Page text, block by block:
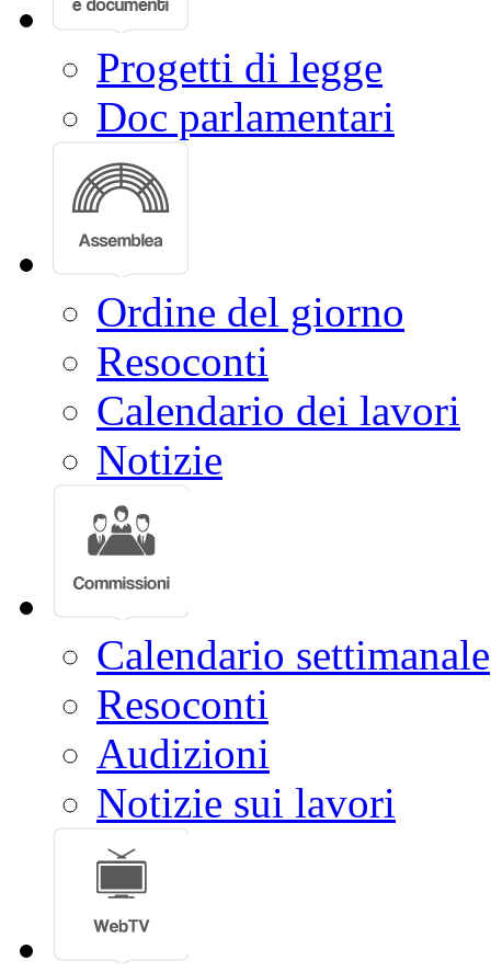
Progetti di legge
Doc parlamentari
Ordine del giorno
Resoconti
Calendario dei lavori
Notizie
Calendario settimanale
Resoconti
Audizioni
Notizie sui lavori